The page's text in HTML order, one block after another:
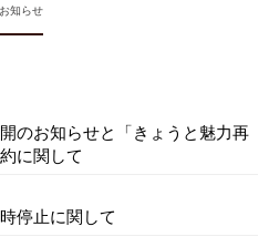
お知らせ
のお知らせと「きょうと魅力再
に関して
停止に関して